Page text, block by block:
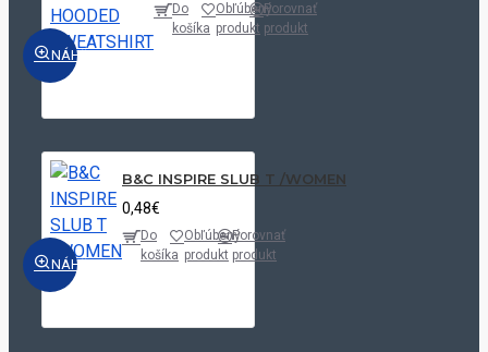
NÁHĽAD
Do
košíka
Obľúbený
produkt
Porovnať
produkt
NÁHĽAD
B&C INSPIRE SLUB T /WOMEN
0,48€
Do
košíka
Obľúbený
produkt
Porovnať
produkt